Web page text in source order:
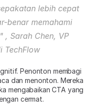
lebih cepat
benar memahami
, Sarah Chen, VP
TechFlow
Penonton membagi
dan menonton. Mereka
mengabaikan CTA yang
cermat.